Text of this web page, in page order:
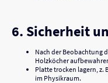
6. Sicherheit
Nach der Beobachtung
Holzköcher
Platte trocken lagern, z.
im Physikraum.